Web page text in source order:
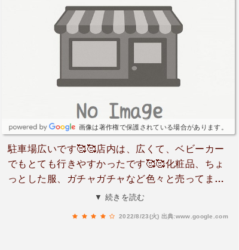
画像は著作権で保護されている場合があります。
駐車場広いです🥰🥰店内は、広くて、ベビーカー
でもとても行きやすかったです🥰🥰化粧品、ちょ
っとした服、ガチャガチャなど色々と売ってまし
た☺️☺️店員さんは、とても優しい人でした🥰🥰ま
▼ 続きを読む
2022/8/23(火) 出典:www.google.com